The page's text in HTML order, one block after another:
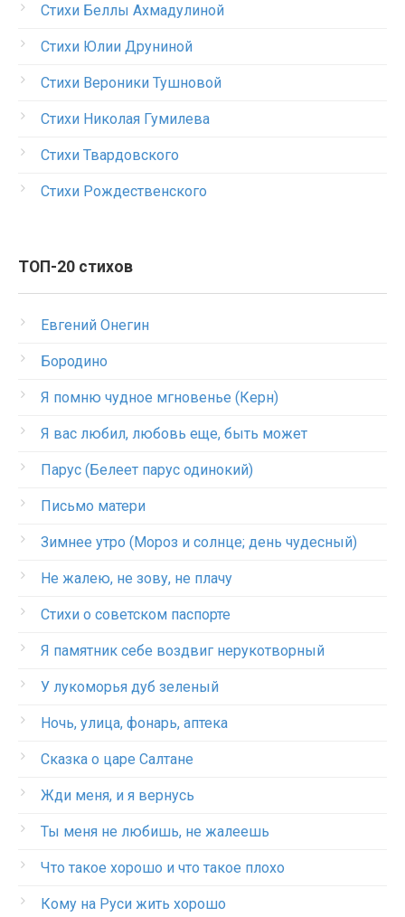
Стихи Беллы Ахмадулиной
Стихи Юлии Друниной
Стихи Вероники Тушновой
Стихи Николая Гумилева
Стихи Твардовского
Стихи Рождественского
ТОП-20 стихов
Евгений Онегин
Бородино
Я помню чудное мгновенье (Керн)
Я вас любил, любовь еще, быть может
Парус (Белеет парус одинокий)
Письмо матери
Зимнее утро (Мороз и солнце; день чудесный)
Не жалею, не зову, не плачу
Стихи о советском паспорте
Я памятник себе воздвиг нерукотворный
У лукоморья дуб зеленый
Ночь, улица, фонарь, аптека
Сказка о царе Салтане
Жди меня, и я вернусь
Ты меня не любишь, не жалеешь
Что такое хорошо и что такое плохо
Кому на Руси жить хорошо